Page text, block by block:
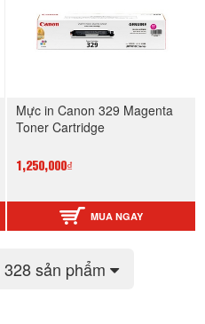
Mực in Canon 329 Magenta
Toner Cartridge
1,250,000₫
MUA NGAY
328 sản phẩm